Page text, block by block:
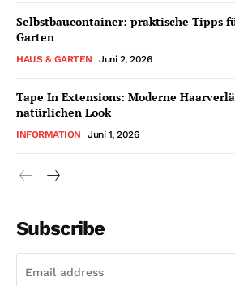
Selbstbaucontainer: praktische Tipps
Garten
HAUS & GARTEN Juni 2, 2026
Tape In Extensions: Moderne
natürlichen Look
INFORMATION Juni 1, 2026
Subscribe